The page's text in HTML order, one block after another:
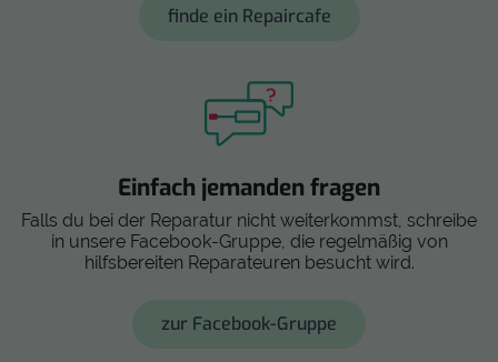
finde ein Repaircafe
Einfach jemanden fragen
Falls du bei der Reparatur nicht weiterkommst, schreibe
in unsere Facebook-Gruppe, die regelmäßig von
hilfsbereiten Reparateuren besucht wird.
zur Facebook-Gruppe